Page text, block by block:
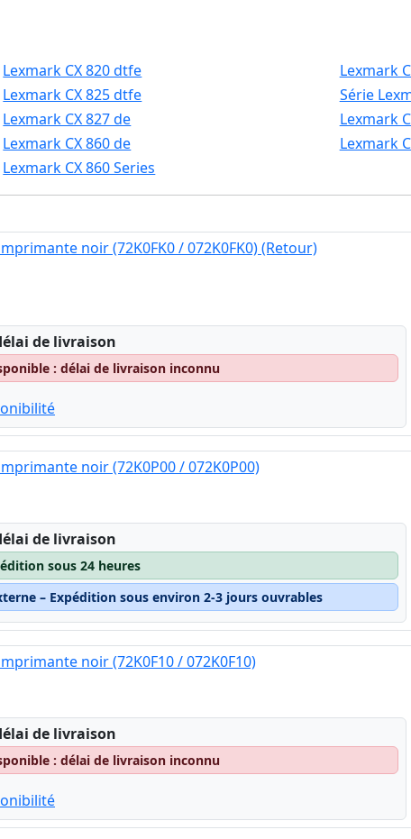
Lexmark CX 820 dtfe
Lexmark
Lexmark CX 825 dtfe
Série
Lexmark CX 827 de
Lexmark
Lexmark CX 860 de
Lexmark
Lexmark CX 860 Series
noir (72K0FK0 / 072K0FK0) (Retour)
de livraison
: délai de livraison inconnu
noir (72K0P00 / 072K0P00)
de livraison
sous 24 heures
– Expédition sous environ 2-3 jours ouvrables
noir (72K0F10 / 072K0F10)
de livraison
: délai de livraison inconnu